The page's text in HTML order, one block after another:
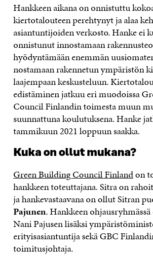
Hankkeen aikana on onnistuttu
kiertotalouteen perehtynyt ja alaa
asiantuntijoiden verkosto. Hanke ei
onnistunut innostamaan
hyödyntämään enemmän
nostamaan rakennetun ympäristön
laajempaan keskusteluun.
edistäminen jatkuu eri muodoissa
Council Finlandin toimesta muun
suunnattuna koulutuksena. Hanke
tammikuun 2021 loppuun saakka.
Kuka on ollut mukana?
Green Building Council Finlandon
hankkeen toteuttajana. Sitra on
ja hankevastaavana on ollut Sitran
Pajunen. Hankkeen
Nani Pajusen lisäksi
erityisasiantuntija sekä GBC
toimitusjohtaja.